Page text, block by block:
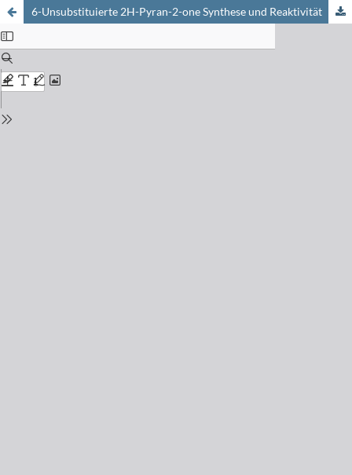
6-Unsubstituierte 2H-Pyran-2-one Synthese und Reaktivität